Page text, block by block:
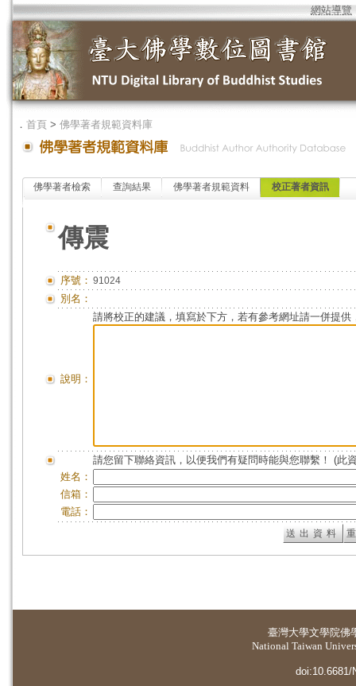
網站導覽
． 首頁 > 佛學著者規範資料庫
佛學著者檢索 查詢結果 佛學著者規範資料 校正著者資訊
傳震
序號： 91024
別名：
說明：
請將校正的建議，填寫於下方，若有參考網址請一併提供
請您留下聯絡資訊，以便我們有疑問時能與您聯繫！ (此
姓名：
信箱：
電話：
臺灣大學文學院佛
National Taiwan
doi:10.6681/